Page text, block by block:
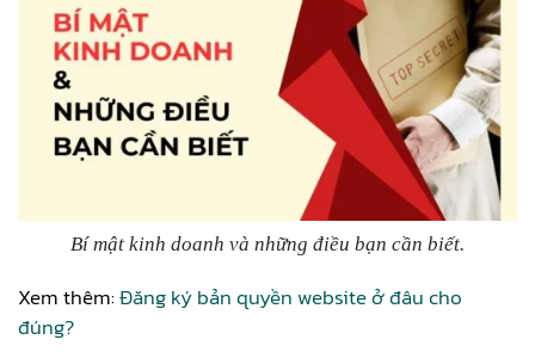
Bí mật kinh doanh và những điều bạn cần biết.
Xem thêm:Đăng ký bản quyền website ở đâu cho
đúng?